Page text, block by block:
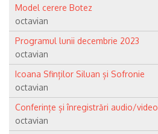
Model cerere Botez
octavian
Programul lunii decembrie 2023
octavian
Icoana Sfinților Siluan și Sofronie
octavian
Conferințe și înregistrări audio/video
octavian